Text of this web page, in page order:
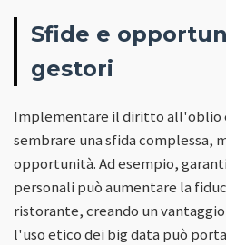
Sfide e
gestori
Implementare il diritto all'oblio
sembrare una sfida complessa,
opportunità. Ad esempio,
personali può aumentare la
ristorante, creando un
l'uso etico dei big data può